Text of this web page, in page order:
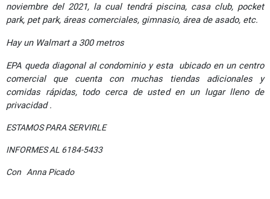
noviembre del 2021, la cual tendrá piscina, casa club, pocket
park, pet park, áreas comerciales, gimnasio, área de asado, etc.
Hay un Walmart a 300 metros
EPA queda diagonal al condominio y esta ubicado en un centro
comercial que cuenta con muchas tiendas adicionales y
comidas rápidas, todo cerca de usted en un lugar lleno de
privacidad .
ESTAMOS PARA SERVIRLE
INFORMES AL 6184-5433
Con Anna Picado